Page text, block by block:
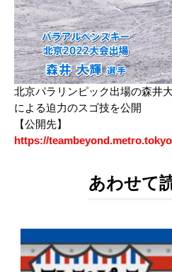
北京パラリンピック出場の森井
による迫力のスゴ技を公開
【公開先】
https://
あわせて